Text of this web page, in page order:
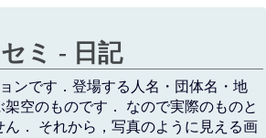
セミ - 日記
ンです．登場する人名・団体名・地
空のものです． なので実際のものと
． それから，写真のように見える画